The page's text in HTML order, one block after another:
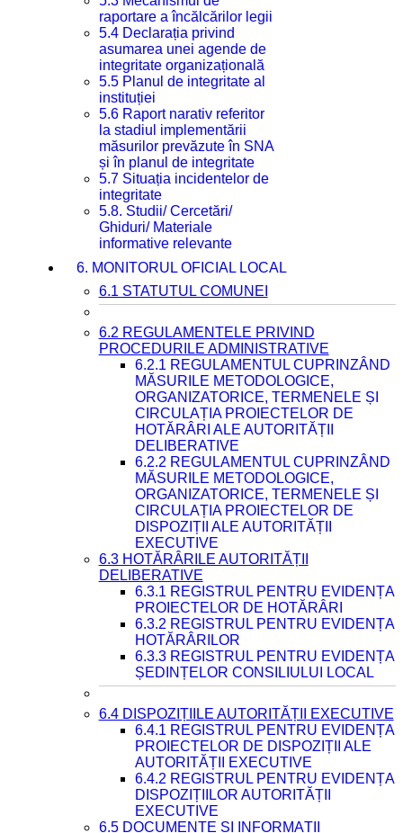
raportare a încălcărilor legii
5.4 Declarația privind
asumarea unei agende de
integritate organizațională
5.5 Planul de integritate al
instituției
5.6 Raport narativ referitor
la stadiul implementării
măsurilor prevăzute în SNA
și în planul de integritate
5.7 Situația incidentelor de
integritate
5.8. Studii/ Cercetări/
Ghiduri/ Materiale
informative relevante
6. MONITORUL OFICIAL LOCAL
6.1 STATUTUL COMUNEI
6.2 REGULAMENTELE PRIVIND
PROCEDURILE ADMINISTRATIVE
6.2.1 REGULAMENTUL CUPRINZÂND
MĂSURILE METODOLOGICE,
ORGANIZATORICE, TERMENELE ȘI
CIRCULAȚIA PROIECTELOR DE
HOTĂRÂRI ALE AUTORITĂȚII
DELIBERATIVE
6.2.2 REGULAMENTUL CUPRINZÂND
MĂSURILE METODOLOGICE,
ORGANIZATORICE, TERMENELE ȘI
CIRCULAȚIA PROIECTELOR DE
DISPOZIȚII ALE AUTORITĂȚII
EXECUTIVE
6.3 HOTĂRÂRILE AUTORITĂȚII
DELIBERATIVE
6.3.1 REGISTRUL PENTRU EVIDENȚA
PROIECTELOR DE HOTĂRÂRI
6.3.2 REGISTRUL PENTRU EVIDENȚA
HOTĂRÂRILOR
6.3.3 REGISTRUL PENTRU EVIDENȚA
ȘEDINȚELOR CONSILIULUI LOCAL
6.4 DISPOZIȚIILE AUTORITĂȚII EXECUTIVE
6.4.1 REGISTRUL PENTRU EVIDENȚA
PROIECTELOR DE DISPOZIȚII ALE
AUTORITĂȚII EXECUTIVE
6.4.2 REGISTRUL PENTRU EVIDENȚA
DISPOZIȚIILOR AUTORITĂȚII
EXECUTIVE
6.5 DOCUMENTE ȘI INFORMAȚII